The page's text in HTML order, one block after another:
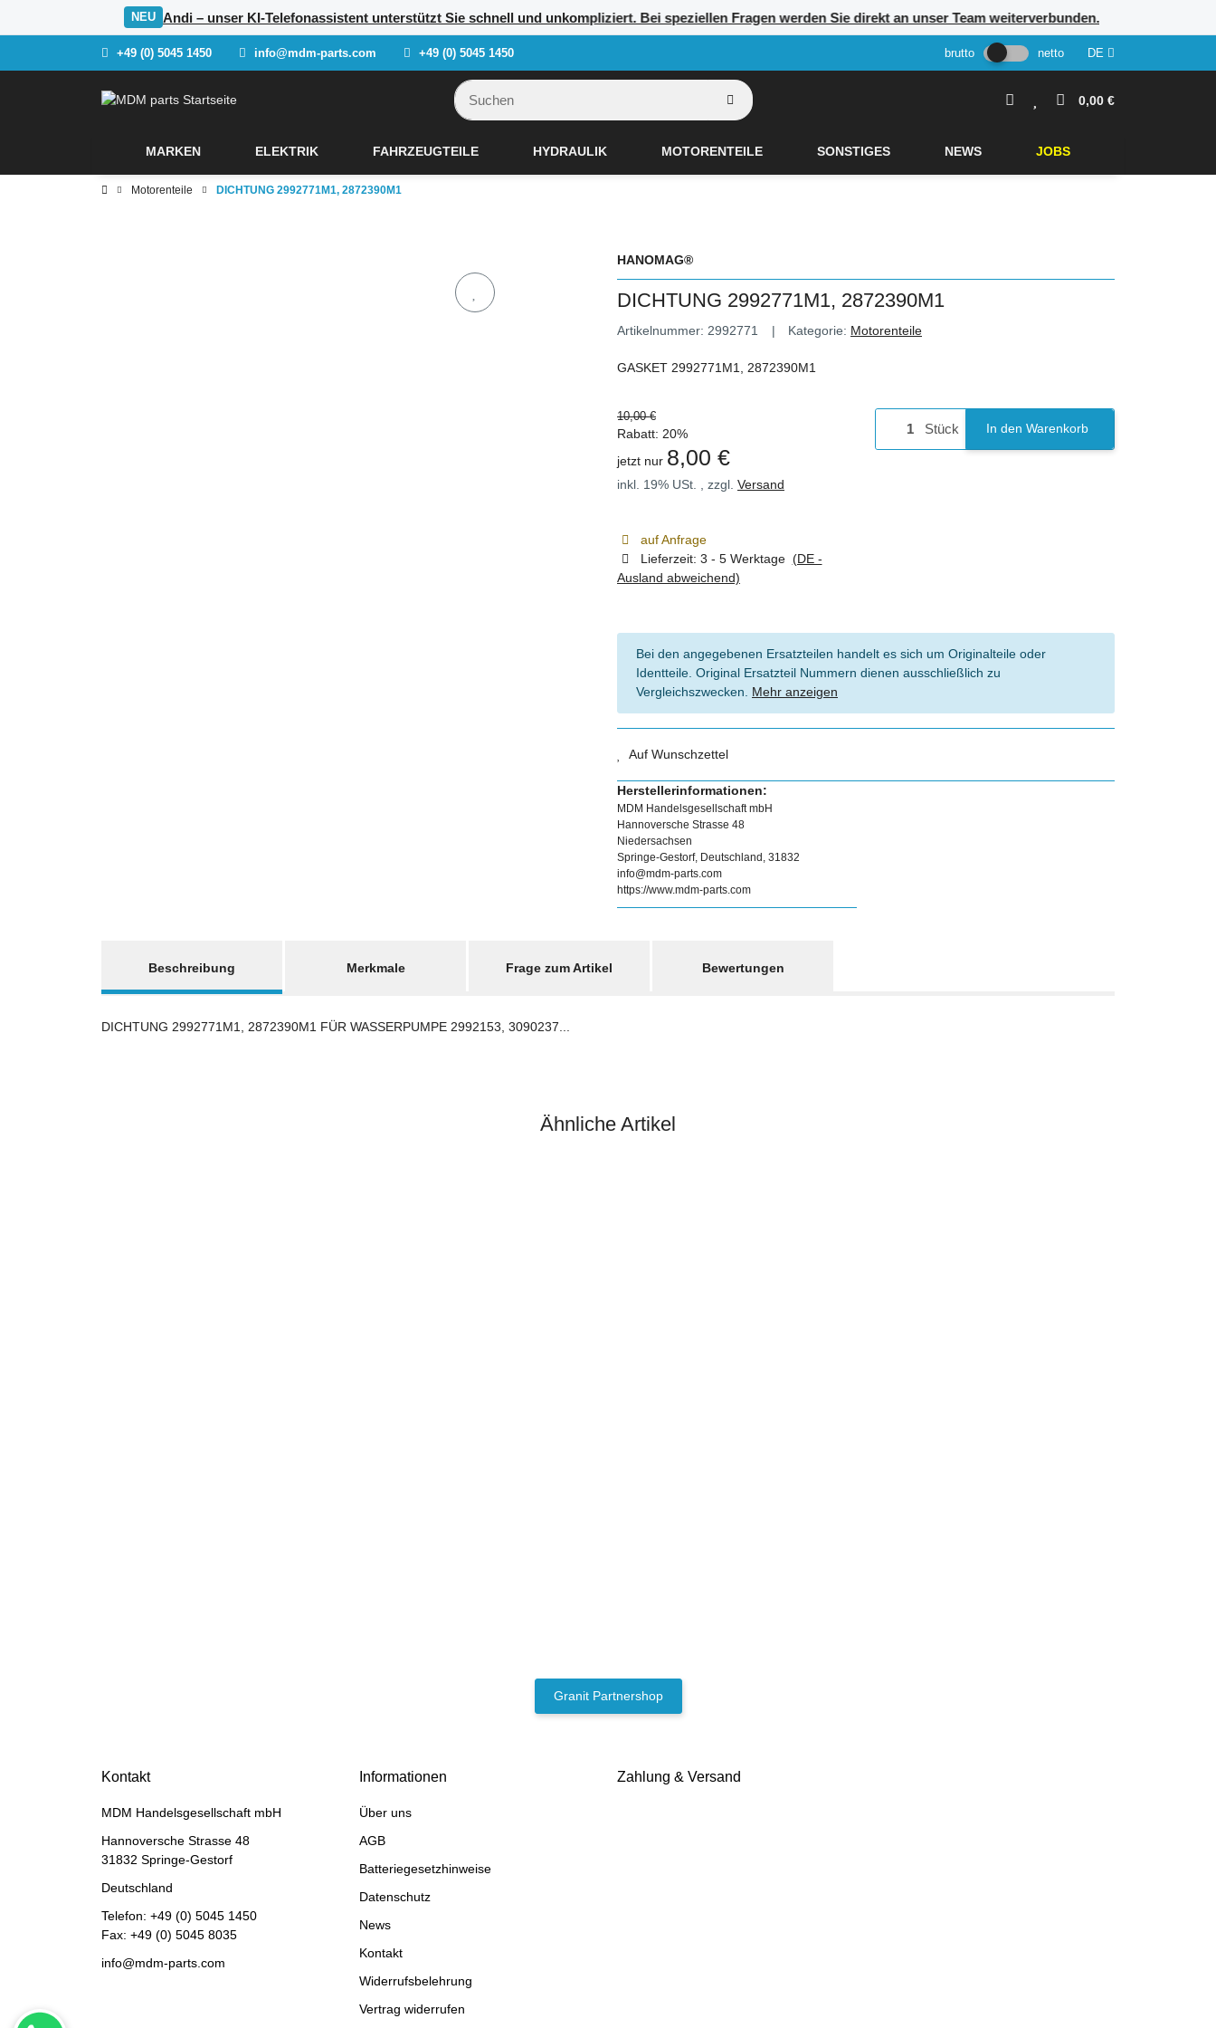
NEU Andi – unser KI-Telefonassistent unterstützt Sie schnell und unkompliziert. Bei speziellen Fragen werden Sie direkt an unser Team weiterverbunden.
+49 (0) 5045 1450 info@mdm-parts.com +49 (0) 5045 1450 brutto netto DE
0,00 €
MARKEN ELEKTRIK FAHRZEUGTEILE HYDRAULIK MOTORENTEILE SONSTIGES NEWS JOBS
Motorenteile DICHTUNG 2992771M1, 2872390M1
HANOMAG®
DICHTUNG 2992771M1, 2872390M1
Artikelnummer: 2992771 Kategorie: Motorenteile
GASKET 2992771M1, 2872390M1
10,00 €
Rabatt: 20%
jetzt nur 8,00 €
inkl. 19% USt. , zzgl. Versand
auf Anfrage
Lieferzeit: 3 - 5 Werktage (DE -
Ausland abweichend)
Stück In den Warenkorb
Bei den angegebenen Ersatzteilen handelt es sich um Originalteile oder
Identteile. Original Ersatzteil Nummern dienen ausschließlich zu
Vergleichszwecken. Mehr anzeigen
Auf Wunschzettel
Herstellerinformationen:
MDM Handelsgesellschaft mbH
Hannoversche Strasse 48
Niedersachsen
Springe-Gestorf, Deutschland, 31832
info@mdm-parts.com
https://www.mdm-parts.com
Beschreibung
Merkmale Frage zum Artikel Bewertungen
DICHTUNG 2992771M1, 2872390M1 FÜR WASSERPUMPE 2992153, 3090237...
Ähnliche Artikel
Rabatt:20%
Granit Partnershop
Kontakt
MDM Handelsgesellschaft mbH
Hannoversche Strasse 48
31832 Springe-Gestorf
Deutschland
Telefon: +49 (0) 5045 1450
Fax: +49 (0) 5045 8035
info@mdm-parts.com
Informationen
Über uns
AGB
Batteriegesetzhinweise
Datenschutz
News
Kontakt
Widerrufsbelehrung
Vertrag widerrufen
Zahlung & Versand